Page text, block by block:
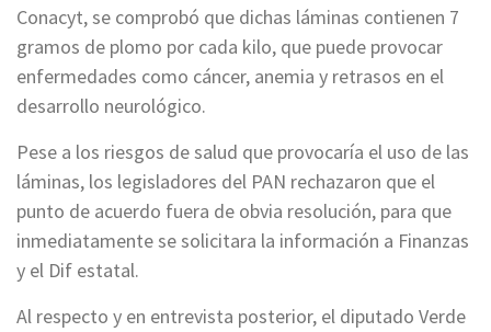
Conacyt, se comprobó que dichas láminas contienen 7
gramos de plomo por cada kilo, que puede provocar
enfermedades como cáncer, anemia y retrasos en el
desarrollo neurológico.
Pese a los riesgos de salud que provocaría el uso de las
láminas, los legisladores del PAN rechazaron que el
punto de acuerdo fuera de obvia resolución, para que
inmediatamente se solicitara la información a Finanzas
y el Dif estatal.
Al respecto y en entrevista posterior, el diputado Verde